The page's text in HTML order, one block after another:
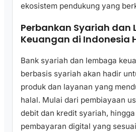
ekosistem pendukung yang
Perbankan Syariah dan
Keuangan di Indonesia
Bank syariah dan lembaga
berbasis syariah akan hadir
produk dan layanan yang
halal. Mulai dari pembiayaan
debit dan kredit syariah,
pembayaran digital yang